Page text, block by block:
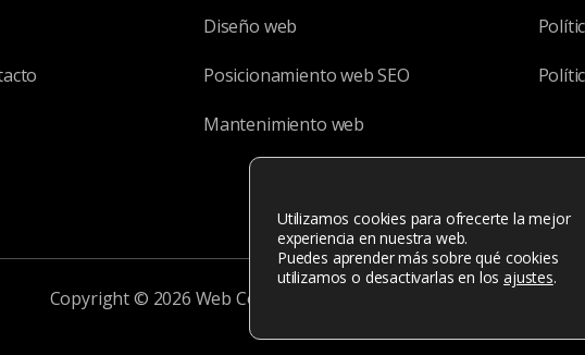
Diseño web
Posicionamiento web SEO
Mantenimiento web
Copyright © 2026 Web Córdoba ®
Utilizamos cookies para ofrecerte la mejor
experiencia en nuestra web.
Puedes aprender más sobre qué cookies
utilizamos o desactivarlas en losajustes.